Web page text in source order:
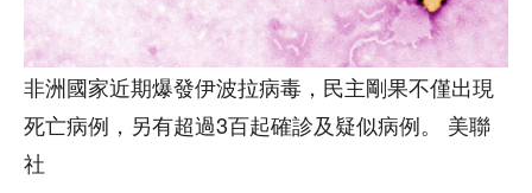
非洲國家近期爆發伊波拉病毒，民主剛果不僅出現
死亡病例，另有超過3百起確診及疑似病例。 美聯
社